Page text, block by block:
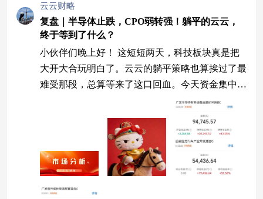
云云财略
复盘｜半导体止跌，CPO弱转强！躺平的云云，
终于等到了什么？
小伙伴们晚上好！ 这短短两天，科技板块真是把
大开大合玩明白了。云云的躺平策略也算挨过了最
难受那段，总算等来了这口回血。今天资金集中回
流，盘面直接燃起来了。创业板上涨5.6%，科创5
0收涨4%，140家涨停，关键是量能温和放大，观
望资金开始回来搭把手。 说个值得细品的现象：
昨天科技权重被按在地上摩擦，结果4000多家个股
逆势翻红；今天科技爬起来反攻，3000多家个股跟
着一起嗨，而且量能还配合上了。这